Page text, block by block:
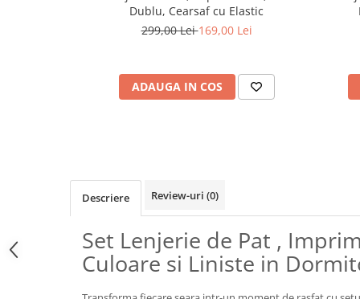
Dublu, Cearsaf cu Elastic
299,00 Lei169,00 Lei
ADAUGA IN COS
Descriere Review-uri (0)
Set Lenjerie de Pat ,
Culoare si Liniste in